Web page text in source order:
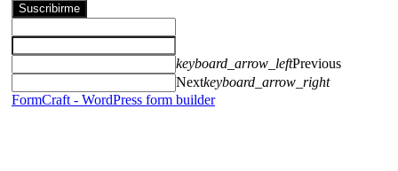
Suscribirme
keyboard_arrow_leftPrevious
Nextkeyboard_arrow_right
FormCraft - WordPress form builder